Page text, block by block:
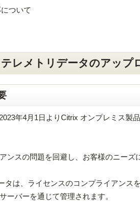
ついて
レメトリデータのアップ
年4月1日よりCitrix オンプレミス製
ンスの問題を回避し、お客様のニーズ
タは、ライセンスのコンプライアンス
ーバーを通じて管理されます。